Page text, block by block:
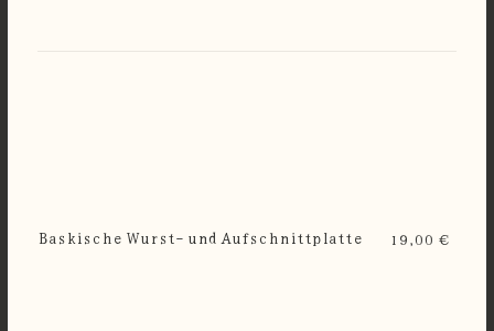
Baskische Wurst- und Aufschnittplatte 19,00 €